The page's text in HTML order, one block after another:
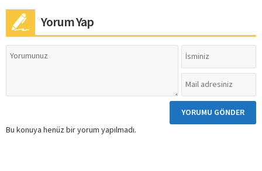
Yorum Yap
Bu konuya henüz bir yorum yapılmadı.